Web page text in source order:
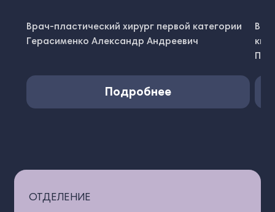
Врач-пластический хирург первой категории
Герасименко Александр Андреевич
Подробнее
ОТДЕЛЕНИЕ